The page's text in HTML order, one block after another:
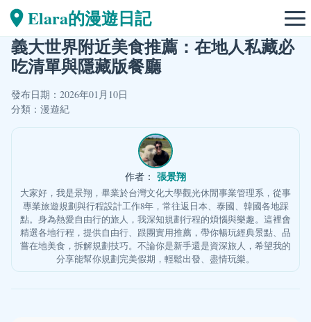
Elara的漫遊日記
義大世界附近美食推薦：在地人私藏必
吃清單與隱藏版餐廳
發布日期：2026年01月10日
分類： 漫遊紀
作者： 張景翔
大家好，我是景翔，畢業於台灣文化大學觀光休閒事業管理系，從事
專業旅遊規劃與行程設計工作8年，常往返日本、泰國、韓國各地踩
點。身為熱愛自由行的旅人，我深知規劃行程的煩惱與樂趣。這裡會
精選各地行程，提供自由行、跟團實用推薦，帶你暢玩經典景點、品
嘗在地美食，拆解規劃技巧。不論你是新手還是資深旅人，希望我的
分享能幫你規劃完美假期，輕鬆出發、盡情玩樂。